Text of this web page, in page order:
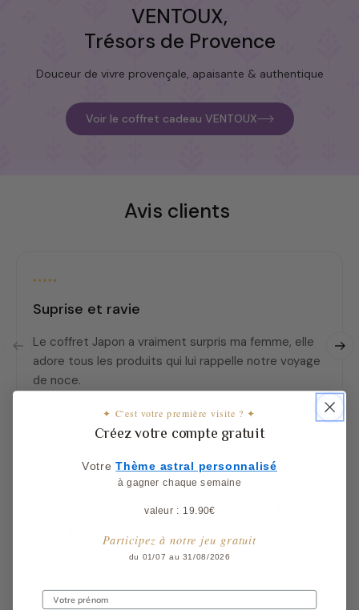
VENTOUX,
Trésors de Provence
Douceur de vivre provençale, apaisante & authentique
Voir le coffret cadeau VENTOUX
Avis clients
Suprise et ravie
Le coffret Japon a vraiment surpris ma femme, elle
adore tous les produits qui lui rappelle notre voyage
de noce.
Coffrets cadeau pour femme – sélection
vraiment plaisir ? La sélection coffrets cadeaux
✦ C'est votre première visite ? ✦
Créez votre compte gratuit
Votre ​Thème astral personnalisé
à gagner chaque semaine
valeur : 19.90€
Participez à notre jeu gratuit
du 01/07 au 31/08/2026